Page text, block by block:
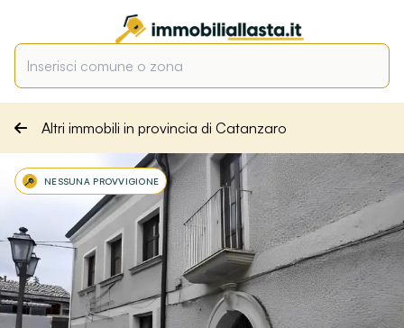
Altri immobili in provincia di Catanzaro
NESSUNA PROVVIGIONE